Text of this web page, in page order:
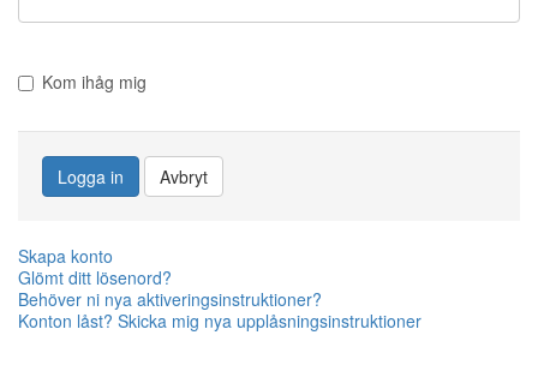
Kom ihåg mig
Logga in Avbryt
Skapa konto
Glömt ditt lösenord?
Behöver ni nya aktiveringsinstruktioner?
Konton låst? Skicka mig nya upplåsningsinstruktioner